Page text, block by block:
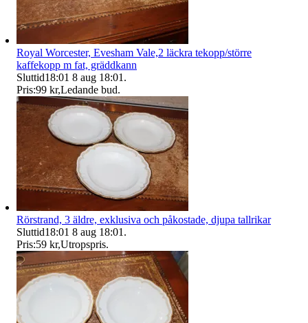
Royal Worcester, Evesham Vale,2 läckra tekopp/större
kaffekopp m fat, gräddkann
Sluttid18:01 8 aug 18:01 .
Pris:99 kr,Ledande bud.
Rörstrand, 3 äldre, exklusiva och påkostade, djupa tallrikar
Sluttid18:01 8 aug 18:01 .
Pris:59 kr,Utropspris.